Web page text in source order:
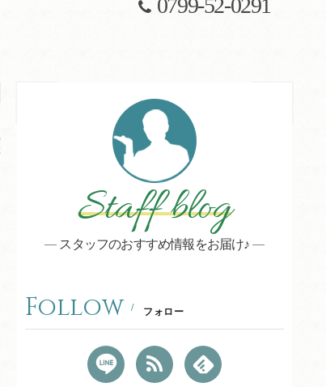
0799-52-0291
Staff blog
スタッフのおすすめ情報をお届け♪
Follow フォロー